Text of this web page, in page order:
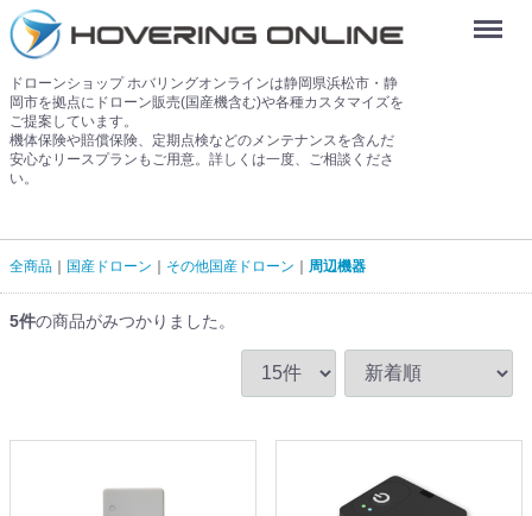
ドローンショップ ホバリングオンラインは静岡県浜松市・静
岡市を拠点にドローン販売(国産機含む)や各種カスタマイズを
ご提案しています。
機体保険や賠償保険、定期点検などのメンテナンスを含んだ
安心なリースプランもご用意。詳しくは一度、ご相談くださ
い。
Menu
全商品 国産ドローン その他国産ドローン 周辺機器
5件の商品がみつかりました。